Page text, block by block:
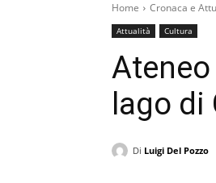
Home Cronaca e
Attualità Cultura
Ateneo
lago
Di Luigi Del Pozzo